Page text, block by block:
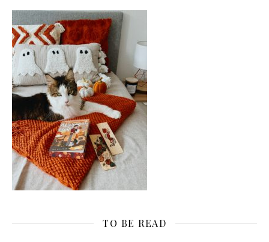
TO BE READ